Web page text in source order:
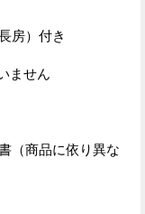
房）付き
ません
（商品に依り異な